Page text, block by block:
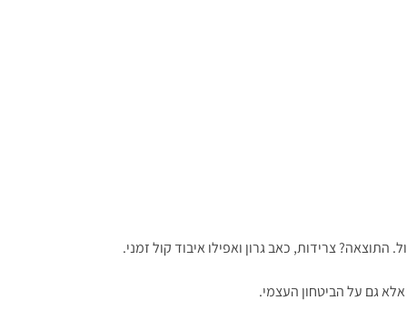
צרידות, כאב גרון ואפילו איבוד קול זמני.
גם על הביטחון העצמי.